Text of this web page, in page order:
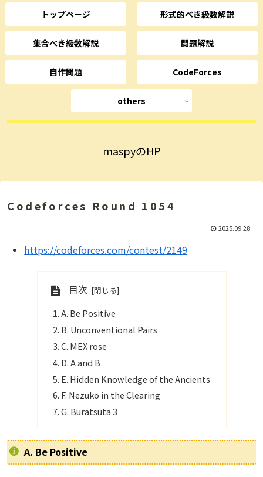
maspyのHP
トップページ 形式的べき級数解説
集合べき級数解説 問題解説
自作問題 CodeForces
others
Codeforces Round 1054
2025.09.28
https://codeforces.com/contest/2149
目次
A. Be Positive
B. Unconventional Pairs
C. MEX rose
D. A and B
E. Hidden Knowledge of the Ancients
F. Nezuko in the Clearing
G. Buratsuta 3
A. Be Positive